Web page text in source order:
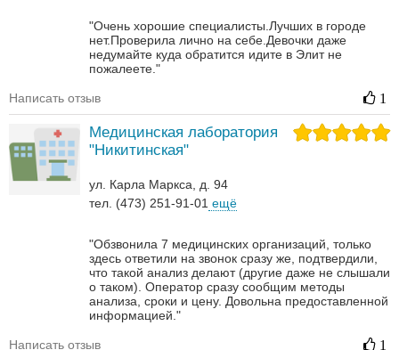
"Очень хорошие специалисты.Лучших в городе
нет.Проверила лично на себе.Девочки даже
недумайте куда обратится идите в Элит не
пожалеете."
Написать отзыв 1
Медицинская лаборатория
"Никитинская"
ул. Карла Маркса, д. 94
тел. (473) 251-91-01 ещё
"Обзвонила 7 медицинских организаций, только
здесь ответили на звонок сразу же, подтвердили,
что такой анализ делают (другие даже не слышали
о таком). Оператор сразу сообщим методы
анализа, сроки и цену. Довольна предоставленной
информацией."
Написать отзыв 1